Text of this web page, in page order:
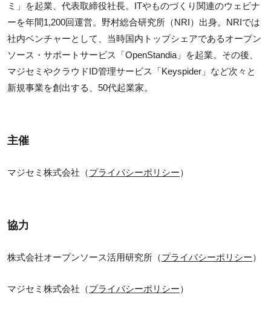
ミ」を起業、代表取締役社長。ITやものづくり関連のウェビナ
ーを年間1,200回運営。野村総合研究所（NRI）出身。NRIでは
社内ベンチャーとして、当時国内トップシェアであるオープン
ソース・サポートサービス「OpenStandia」を起業。その後、
マジセミやクラウドID管理サービス「Keyspider」など次々と
新規事業を創出する、50代起業家。
主催
マジセミ株式会社（プライバシーポリシー）
協力
株式会社オープンソース活用研究所（プライバシーポリシー）
マジセミ株式会社（プライバシーポリシー）